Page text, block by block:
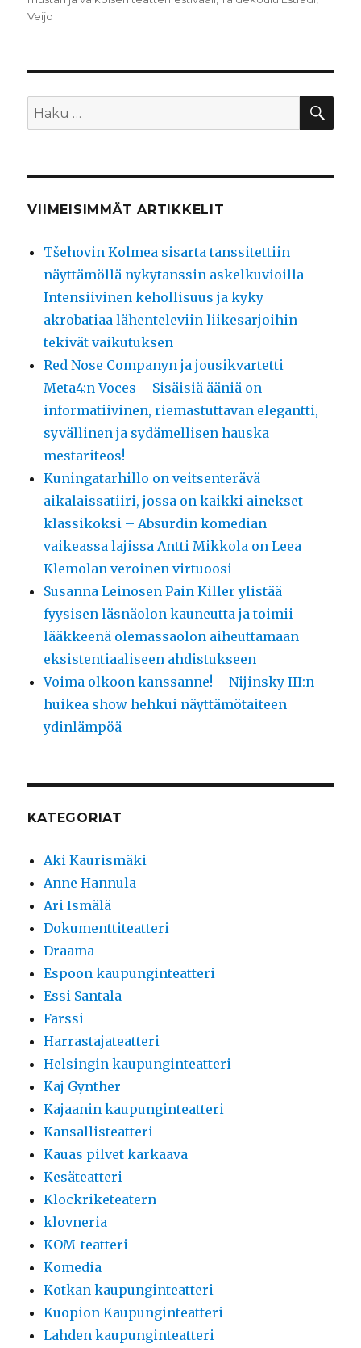
Veijo
Etsi:
VIIMEISIMMÄT ARTIKKELIT
Tšehovin Kolmea sisarta tanssitettiin
näyttämöllä nykytanssin askelkuvioilla –
Intensiivinen kehollisuus ja kyky
akrobatiaa lähenteleviin liikesarjoihin
tekivät vaikutuksen
Red Nose Companyn ja jousikvartetti
Meta4:n Voces – Sisäisiä ääniä on
informatiivinen, riemastuttavan elegantti,
syvällinen ja sydämellisen hauska
mestariteos!
Kuningatarhillo on veitsenterävä
aikalaissatiiri, jossa on kaikki ainekset
klassikoksi – Absurdin komedian
vaikeassa lajissa Antti Mikkola on Leea
Klemolan veroinen virtuoosi
Susanna Leinosen Pain Killer ylistää
fyysisen läsnäolon kauneutta ja toimii
lääkkeenä olemassaolon aiheuttamaan
eksistentiaaliseen ahdistukseen
Voima olkoon kanssanne! – Nijinsky III:n
huikea show hehkui näyttämötaiteen
ydinlämpöä
KATEGORIAT
Aki Kaurismäki
Anne Hannula
Ari Ismälä
Dokumenttiteatteri
Draama
Espoon kaupunginteatteri
Essi Santala
Farssi
Harrastajateatteri
Helsingin kaupunginteatteri
Kaj Gynther
Kajaanin kaupunginteatteri
Kansallisteatteri
Kauas pilvet karkaava
Kesäteatteri
Klockriketeatern
klovneria
KOM-teatteri
Komedia
Kotkan kaupunginteatteri
Kuopion Kaupunginteatteri
Lahden kaupunginteatteri